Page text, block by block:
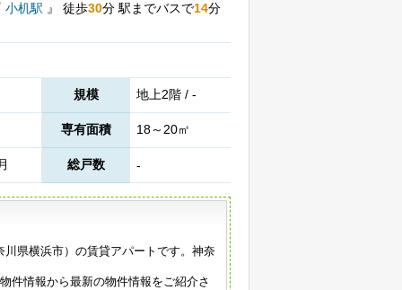
小机駅 』 徒歩30分 駅までバスで14分
規模 地上2階 / -
専有面積 18～20㎡
総戸数 -
県横浜市）の賃貸アパートです。神奈
件情報から最新の物件情報をご紹介さ